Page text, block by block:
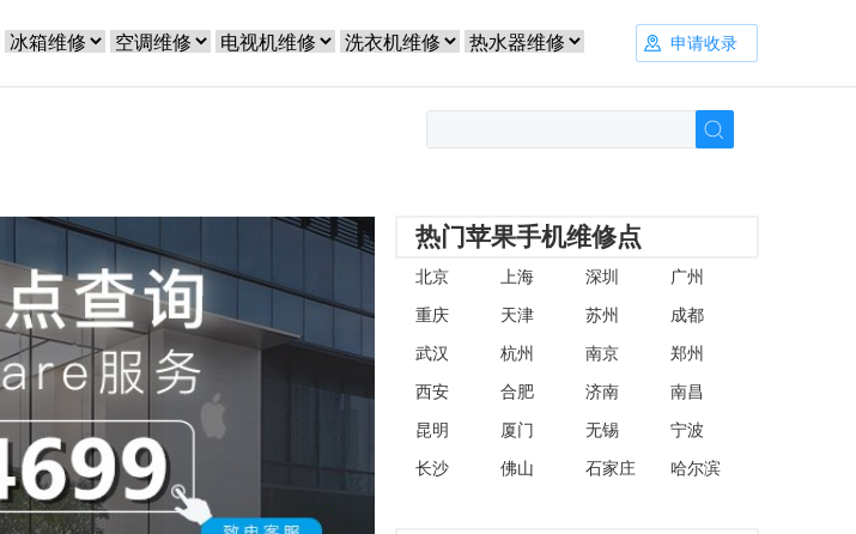
申请收录
热门苹果手机维修点
北京 上海 深圳
广州
重庆
天津 苏州
成都
武汉
杭州 南京
郑州
西安
合肥 济南
南昌
昆明
厦门 无锡
宁波
长沙
佛山 石家庄 哈尔滨